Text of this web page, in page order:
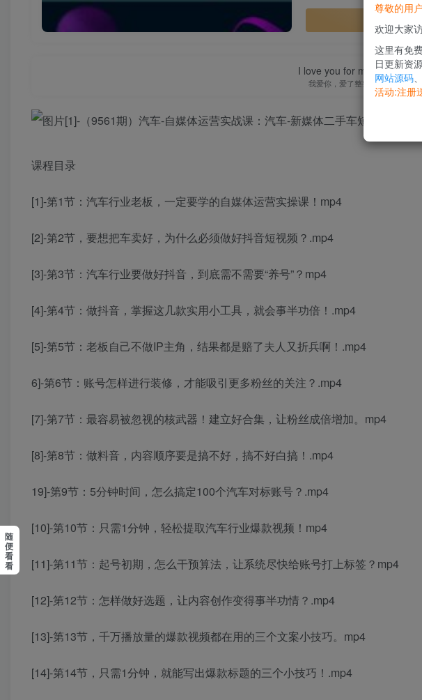
I love you for my life past.
我爱你，爱了整整一个曾经
课程目录
[1]-第1节：汽车行业老板，一定要学的自媒体运营实操课！mp4
[2]-第2节，要想把车卖好，为什么必须做好抖音短视频？.mp4
[3]-第3节：汽车行业要做好抖音，到底需不需要“养号”？mp4
[4]-第4节：做抖音，掌握这几款实用小工具，就会事半功倍！.mp4
[5]-第5节：老板自己不做IP主角，结果都是赔了夫人又折兵啊！.mp4
6]-第6节：账号怎样进行装修，才能吸引更多粉丝的关注？.mp4
[7]-第7节：最容易被忽视的核武器！建立好合集，让粉丝成倍增加。mp4
[8]-第8节：做料音，内容顺序要是搞不好，搞不好白搞！.mp4
19]-第9节：5分钟时间，怎么搞定100个汽车对标账号？.mp4
[10]-第10节：只需1分钟，轻松提取汽车行业爆款视频！mp4
[11]-第11节：起号初期，怎么干预算法，让系统尽快给账号打上标签？mp4
[12]-第12节：怎样做好选题，让内容创作变得事半功情？.mp4
[13]-第13节，千万播放量的爆款视频都在用的三个文案小技巧。mp4
[14]-第14节，只需1分钟，就能写出爆款标题的三个小技巧！.mp4
随
便
看
看
尊敬的用
欢迎大家
这里有免
日更新资
网站源码
活动:注册